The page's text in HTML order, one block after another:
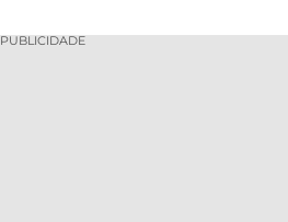
PUBLICIDADE